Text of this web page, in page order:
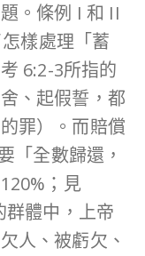
。條例 I 和 II
樣處理「蓄
6:2-3所指的
、起假誓，都
罪）。而賠償
「全數歸還，
；見
群體中，上帝
人、被虧欠、